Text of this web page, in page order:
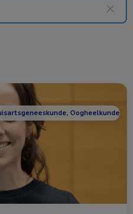
Oogheelkunde,